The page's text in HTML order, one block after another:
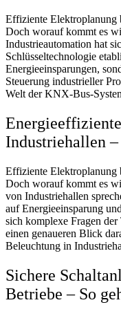
Effiziente Elektroplanung
Doch worauf kommt es
Industrieautomation hat
Schlüsseltechnologie
Energieeinsparungen,
Steuerung industrieller
Welt der KNX-Bus-
Industriehallen –
Effiziente Elektroplanung
Doch worauf kommt es
von Industriehallen
auf Energieeinsparung
sich komplexe Fragen
einen genaueren Blick
Beleuchtung in
Sichere
Betriebe – So